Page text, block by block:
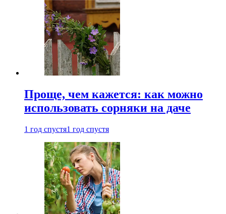
Проще, чем кажется: как можно
использовать сорняки на даче
1 год спустя1 год спустя